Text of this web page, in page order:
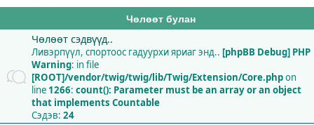
Чөлөөт булан
Чөлөөт сэдвүүд..
Ливэрпүүл, спортоос гадуурхи яриаг энд.. [phpBB Debug] PHP
Warning: in file
[ROOT]/vendor/twig/twig/lib/Twig/Extension/Core.phpon
line 1266: count(): Parameter must be an array or an object
that implements Countable
Сэдэв: 24